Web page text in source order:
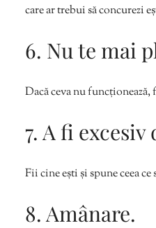
care ar trebui să concurezi
6. Nu te mai
Dacă ceva nu funcționează,
7. A fi
Fii cine ești și spune ceea
8. Amânare.